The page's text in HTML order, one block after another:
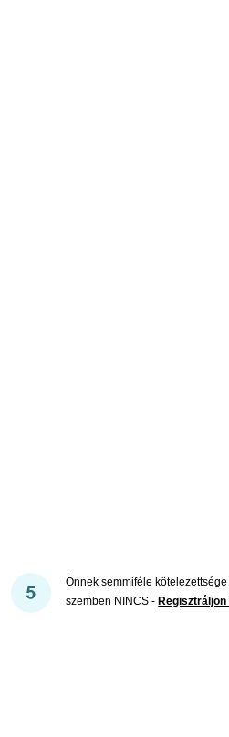
Önnek semmiféle
szemben NINCS - Regisztráljon